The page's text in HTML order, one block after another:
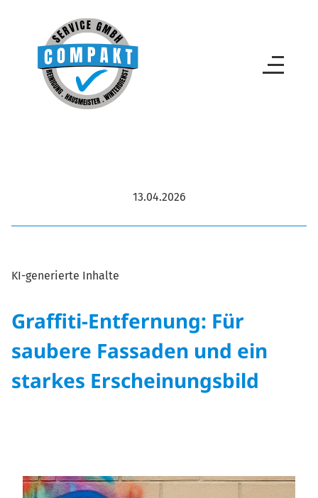
13.04.2026
KI-generierte Inhalte
Graffiti-Entfernung: Für
saubere Fassaden und ein
starkes Erscheinungsbild